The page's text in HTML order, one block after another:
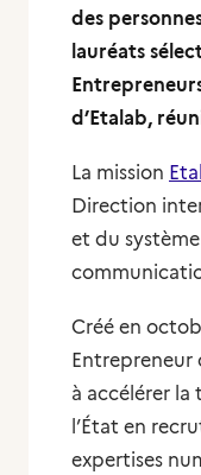
des
lauréats
d’Etalab,
La mission
Direction
et du
Créé en
Entrepreneur
à accélérer
l’État en
expertises